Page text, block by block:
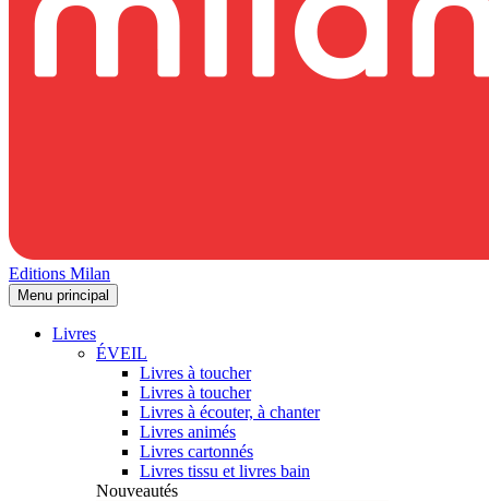
Editions Milan
Menu principal
Livres
ÉVEIL
Livres à toucher
Livres à toucher
Livres à écouter, à chanter
Livres animés
Livres cartonnés
Livres tissu et livres bain
Nouveautés